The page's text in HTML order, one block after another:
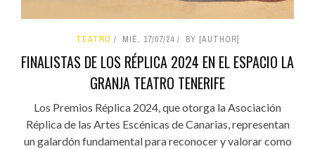
TEATRO MIÉ, 17/07/24 BY [AUTHOR]
FINALISTAS DE LOS RÉPLICA 2024 EN EL ESPACIO LA
GRANJA TEATRO TENERIFE
Los Premios Réplica 2024, que otorga la Asociación
Réplica de las Artes Escénicas de Canarias, representan
un galardón fundamental para reconocer y valorar como